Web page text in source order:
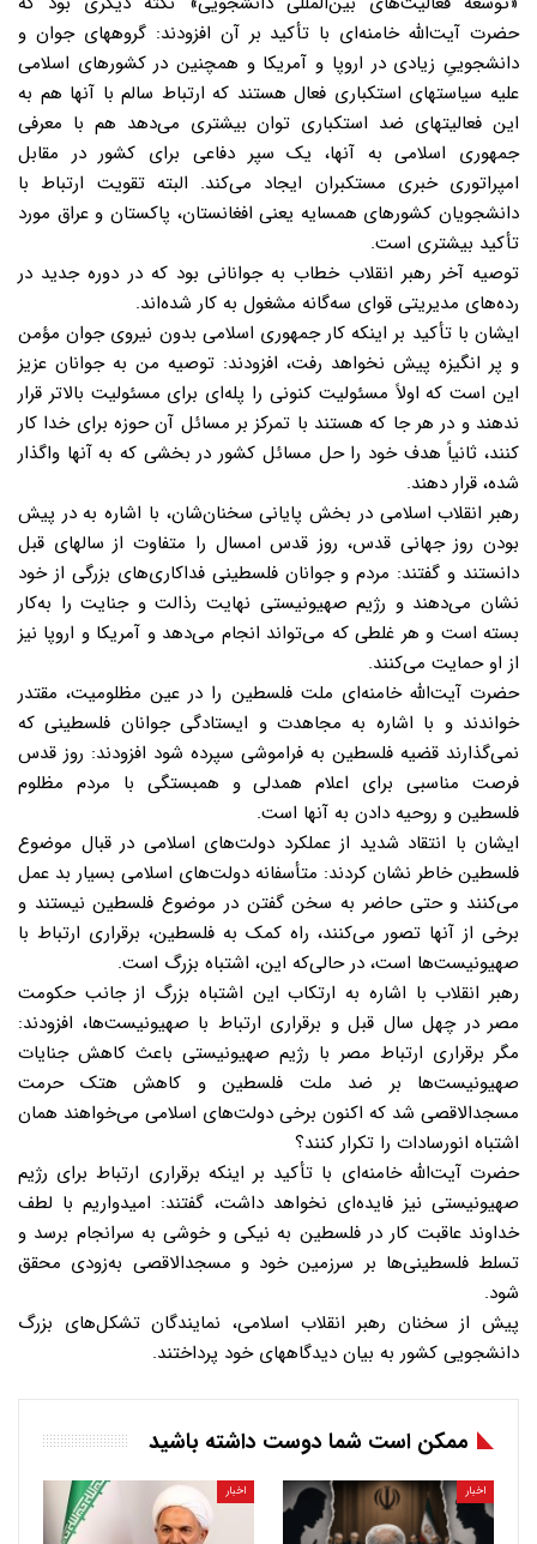
حضرت آیت‌الله خامنه‌ای با تأکید بر آن افزودند: گروههای جوان و
دانشجوییِ زیادی در اروپا و آمریکا و همچنین در کشورهای اسلامی
علیه سیاستهای استکباری فعال هستند که ارتباط سالم با آنها هم به
این فعالیتهای ضد استکباری توان بیشتری می‌دهد هم با معرفی
جمهوری اسلامی به آنها، یک سپر دفاعی برای کشور در مقابل
امپراتوری خبری مستکبران ایجاد می‌کند. البته تقویت ارتباط با
دانشجویان کشورهای همسایه یعنی افغانستان، پاکستان و عراق مورد
تأکید بیشتری است.
توصیه آخر رهبر انقلاب خطاب به جوانانی بود که در دوره جدید در
رده‌های مدیریتی قوای سه‌گانه مشغول به کار شده‌اند.
ایشان با تأکید بر اینکه کار جمهوری اسلامی بدون نیروی جوان مؤمن
و پر انگیزه پیش نخواهد رفت، افزودند: توصیه من به جوانان عزیز
این است که اولاً مسئولیت کنونی را پله‌ای برای مسئولیت بالاتر قرار
ندهند و در هر جا که هستند با تمرکز بر مسائل آن حوزه برای خدا کار
کنند، ثانیاً هدف خود را حل مسائل کشور در بخشی که به آنها واگذار
شده، قرار دهند.
رهبر انقلاب اسلامی در بخش پایانی سخنان‌شان، با اشاره به در پیش
بودن روز جهانی قدس، روز قدس امسال را متفاوت از سالهای قبل
دانستند و گفتند: مردم و جوانان فلسطینی فداکاری‌های بزرگی از خود
نشان می‌دهند و رژیم صهیونیستی نهایت رذالت و جنایت را به‌کار
بسته است و هر غلطی که می‌تواند انجام می‌دهد و آمریکا و اروپا نیز
از او حمایت می‌کنند.
حضرت آیت‌الله خامنه‌ای ملت فلسطین را در عین مظلومیت، مقتدر
خواندند و با اشاره به مجاهدت و ایستادگی جوانان فلسطینی که
نمی‌گذارند قضیه فلسطین به فراموشی سپرده شود افزودند: روز قدس
فرصت مناسبی برای اعلام همدلی و همبستگی با مردم مظلوم
فلسطین و روحیه دادن به آنها است.
ایشان با انتقاد شدید از عملکرد دولت‌های اسلامی در قبال موضوع
فلسطین خاطر نشان کردند: متأسفانه دولت‌های اسلامی بسیار بد عمل
می‌کنند و حتی حاضر به سخن گفتن در موضوع فلسطین نیستند و
برخی از آنها تصور می‌کنند، راه کمک به فلسطین، برقراری ارتباط با
صهیونیست‌ها است، در حالی‌که این، اشتباه بزرگ است.
رهبر انقلاب با اشاره به ارتکاب این اشتباه بزرگ از جانب حکومت
مصر در چهل سال قبل و برقراری ارتباط با صهیونیست‌ها، افزودند:
مگر برقراری ارتباط مصر با رژیم صهیونیستی باعث کاهش جنایات
صهیونیست‌ها بر ضد ملت فلسطین و کاهش هتک حرمت
مسجدالاقصی شد که اکنون برخی دولت‌های اسلامی می‌خواهند همان
اشتباه انورسادات را تکرار کنند؟
حضرت آیت‌الله خامنه‌ای با تأکید بر اینکه برقراری ارتباط برای رژیم
صهیونیستی نیز فایده‌ای نخواهد داشت، گفتند: امیدواریم با لطف
خداوند عاقبت کار در فلسطین به نیکی و خوشی به سرانجام برسد و
تسلط فلسطینی‌ها بر سرزمین خود و مسجدالاقصی به‌زودی محقق
شود.
پیش از سخنان رهبر انقلاب اسلامی، نمایندگان تشکل‌های بزرگ
دانشجویی کشور به بیان دیدگاههای خود پرداختند.
ممکن است شما دوست داشته باشید
اخبار اخبار